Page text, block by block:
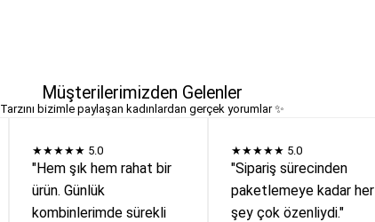
Müşterilerimizden Gelenler
Tarzını bizimle paylaşan kadınlardan gerçek yorumlar ✨
★★★★★ 5.0
"Hem şık hem rahat bir
ürün. Günlük
kombinlerimde sürekli
★★★★★ 5.0
"Sipariş sürecinden
paketlemeye kadar her
şey çok özenliydi."